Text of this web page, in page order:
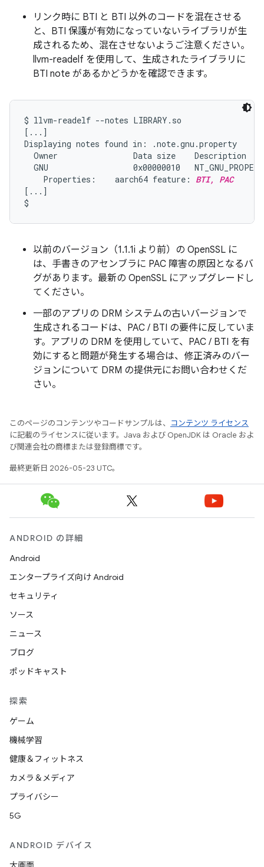
リンク時に BTI と BTI 以外のコードを混在させる
と、BTI 保護が有効になっていないライブラリが生
成されるため、混在させないようご注意ください。
llvm-readelf を使用して、生成されたライブラリに
BTI note があるかどうかを確認できます。
$ llvm-readelf --notes LIBRARY.so
[...]
Displaying notes found in: .note.gnu.property
  Owner                Data size    Description
GNU                  0x00000010
    Properties:    aarch64 feature:
BTI, PAC
[...]
以前のバージョン（1.1.1i より前）の OpenSSL に
は、手書きのアセンブラに PAC 障害の原因となるバ
グがあります。最新の OpenSSL にアップグレードし
てください。
一部のアプリの DRM システムの古いバージョンで
生成されるコードは、PAC / BTI の要件に反していま
す。アプリの DRM を使用していて、PAC / BTI を有
効にすると問題が発生する場合は、修正済みのバー
ジョンについて DRM の提供元にお問い合わせくだ
さい。
このページのコンテンツやコードサンプルは、
コンテンツ ライセンス
に記載のライセンスに従います。Java および OpenJDK は Oracle およ
び関連会社の商標または登録商標です。
最終更新日 2026-05-23 UTC。
ANDROID の詳細
Android
エンタープライズ向け Android
セキュリティ
ソース
ニュース
ブログ
ポッドキャスト
探索
ゲーム
機械学習
健康＆フィットネス
カメラ＆メディア
プライバシー
5G
ANDROID デバイス